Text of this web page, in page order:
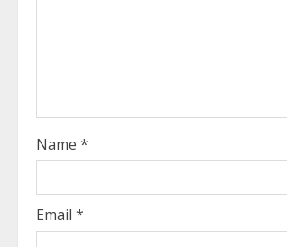
d
i
n
g
Name *
Email *